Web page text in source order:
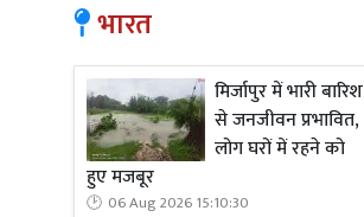
भारत
मिर्जापुर में भारी बारिश
से जनजीवन प्रभावित,
लोग घरों में रहने को
हुए मजबूर
06 Aug 2026 15:10:30